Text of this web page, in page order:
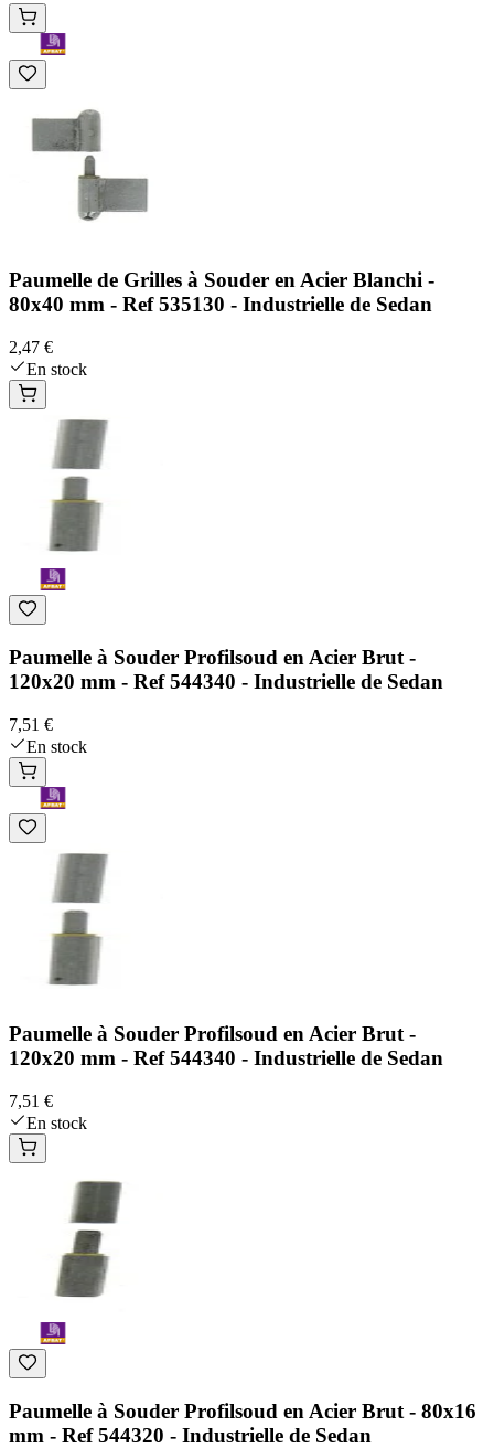
Paumelle de Grilles à Souder en Acier Blanchi -
80x40 mm - Ref 535130 - Industrielle de Sedan
2,47 €
En stock
Paumelle à Souder Profilsoud en Acier Brut -
120x20 mm - Ref 544340 - Industrielle de Sedan
7,51 €
En stock
Paumelle à Souder Profilsoud en Acier Brut -
120x20 mm - Ref 544340 - Industrielle de Sedan
7,51 €
En stock
Paumelle à Souder Profilsoud en Acier Brut - 80x16
mm - Ref 544320 - Industrielle de Sedan